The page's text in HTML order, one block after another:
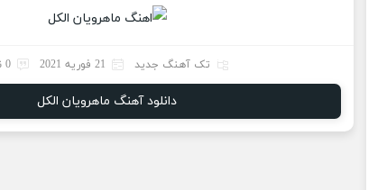
تک آهنگ جدید 21 فوریه 2021 0 نظر
دانلود آهنگ ماهرویان الکل